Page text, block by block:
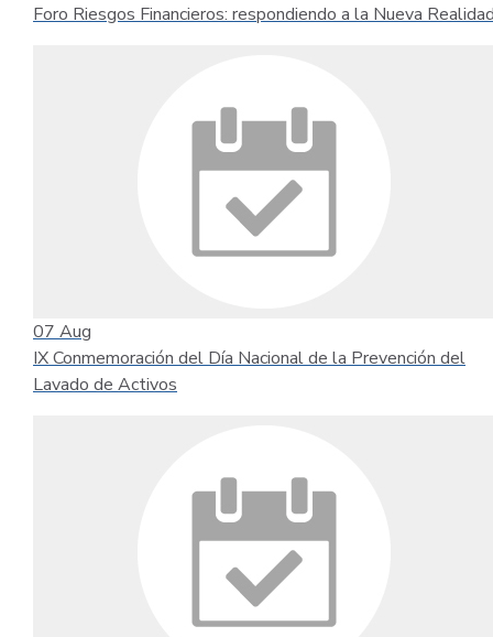
Foro Riesgos Financieros: respondiendo a la Nueva
07 Aug
IX Conmemoración del Día Nacional de la Prevención del
Lavado de Activos